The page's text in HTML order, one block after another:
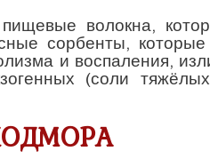
волокна,
сорбенты,
и воспаления,
(соли